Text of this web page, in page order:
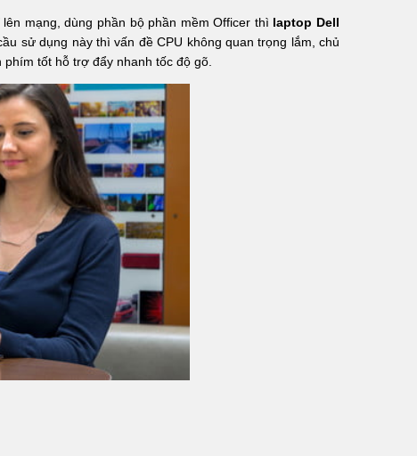
mạng, dùng phần bộ phần mềm Officer thì laptop Dell
sử dụng này thì vấn đề CPU không quan trọng lắm, chủ
tốt hỗ trợ đẩy nhanh tốc độ gõ.